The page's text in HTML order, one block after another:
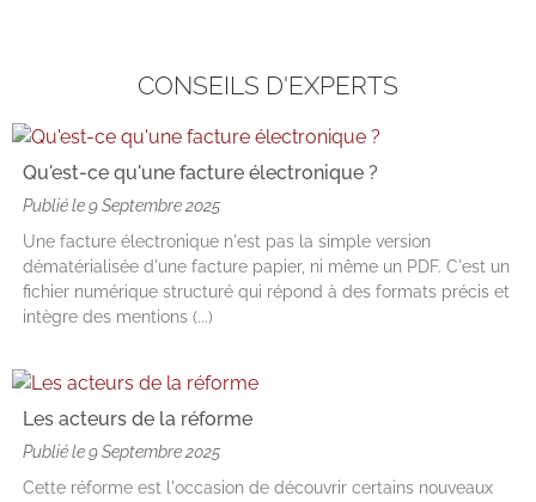
CONSEILS D'EXPERTS
Qu'est-ce qu'une facture électronique ?
Publié le9 Septembre 2025
Une facture électronique n'est pas la simple version
dématérialisée d'une facture papier, ni même un PDF. C'est un
fichier numérique structuré qui répond à des formats précis et
intègre des mentions (...)
Les acteurs de la réforme
Publié le9 Septembre 2025
Cette réforme est l'occasion de découvrir certains nouveaux